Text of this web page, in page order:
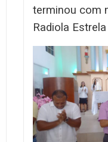
terminou com
Radiola